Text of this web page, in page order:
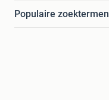
Populaire zoektermen